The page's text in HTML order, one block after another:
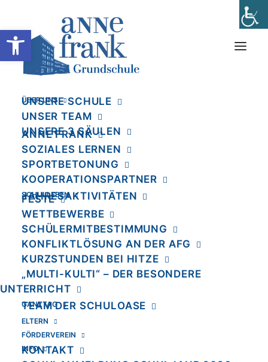
Werkzeugleiste öffnen
ÜBER UNS
UNSERE SCHULE
UNSER TEAM
UNSERE 3 SÄULEN
ANNE FRANK
SOZIALES LERNEN
SPORTBETONUNG
KOOPERATIONSPARTNER
SCHULLEBEN
JAHRESAKTIVITÄTEN
FESTE
WETTBEWERBE
SCHÜLERMITBESTIMMUNG
KONFLIKTLÖSUNG AN DER AFG
KURZSTUNDEN BEI HITZE
„MULTI-KULTI“ – DER BESONDERE
UNTERRICHT
GANZTAG
TEAM DER SCHULOASE
ELTERN
FÖRDERVEREIN
INFO
KONTAKT
Bibliothek
Home Schulleben
Unsere Schulbibliothek
Die Anne-Frank-Grundschule verfügt über
eine eigene, gut sortierte Schulbibliothek.
Unsere vielen lesebegeisterten Schüler:innen
haben die Möglichkeit, aus über 3000
Büchern zu wählen. Egal, ob
Abenteuerbücher, witzige Geschichten,
Fantasy-Romane, Tierbücher oder Comics –